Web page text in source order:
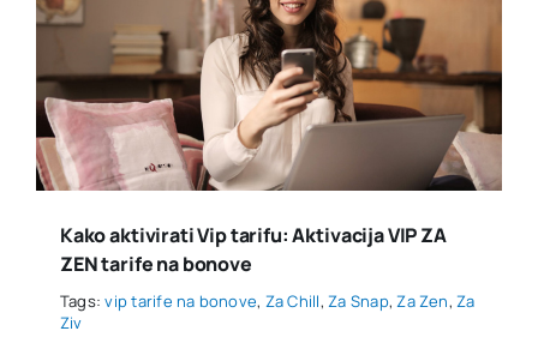
Kako aktivirati Vip tarifu: Aktivacija VIP ZA
ZEN tarife na bonove
Tags:vip tarife na bonove, Za Chill,Za Snap,Za Zen,Za
Ziv